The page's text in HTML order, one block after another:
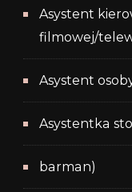
Asystent
filmowej/
Asystent
Asystentka
barman)